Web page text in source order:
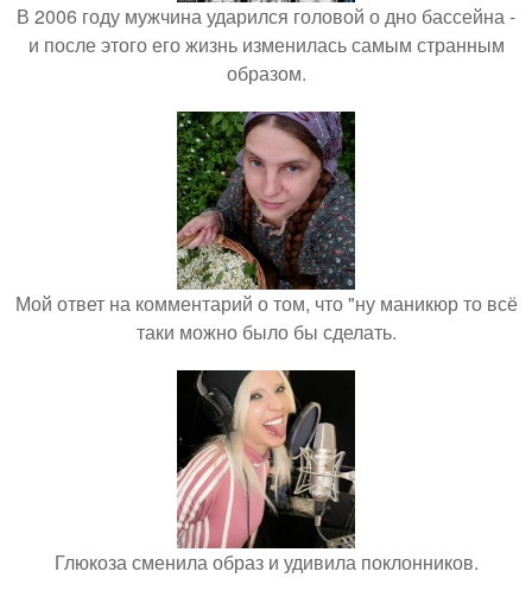
В 2006 году мужчина ударился головой о дно бассейна -
и после этого его жизнь изменилась самым странным
образом.
Мой ответ на комментарий о том, что "ну маникюр то всё
таки можно было бы сделать.
Глюкоза сменила образ и удивила поклонников.